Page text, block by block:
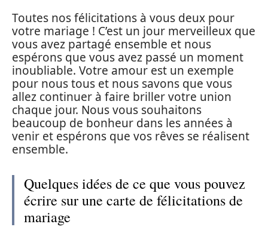
Toutes nos félicitations à vous deux pour
votre mariage ! C’est un jour merveilleux que
vous avez partagé ensemble et nous
espérons que vous avez passé un moment
inoubliable. Votre amour est un exemple
pour nous tous et nous savons que vous
allez continuer à faire briller votre union
chaque jour. Nous vous souhaitons
beaucoup de bonheur dans les années à
venir et espérons que vos rêves se réalisent
ensemble.
Quelques idées de ce que vous pouvez
écrire sur une carte de félicitations de
mariage